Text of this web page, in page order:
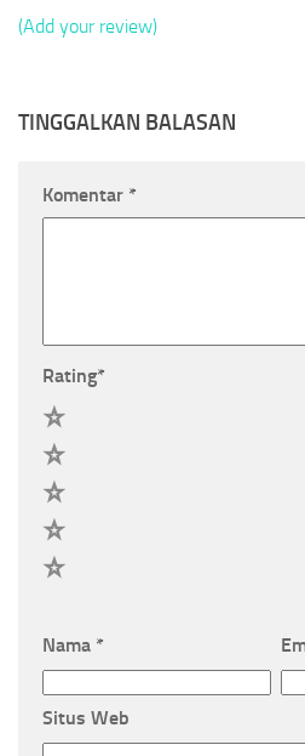
(Add your review)
TINGGALKAN BALASAN
Komentar *
Rating*
Nama *
Situs Web